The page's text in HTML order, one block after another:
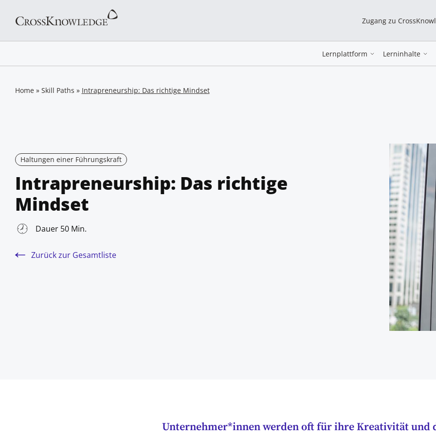
Zugang zu
Lernplattform Lerninhalte
Home» Skill Paths » Intrapreneurship: Das richtige Mindset
Haltungen einer Führungskraft
Intrapreneurship: Das richtige
Mindset
Dauer 50 Min.
Zurück zur Gesamtliste
Unternehmer*innen werden oft für ihre Kreativität und